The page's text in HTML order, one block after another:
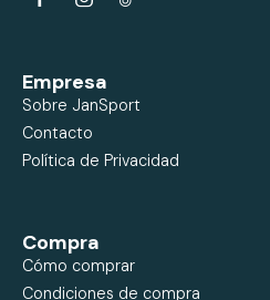
Empresa
Sobre JanSport
Contacto
Política de Privacidad
Compra
Cómo comprar
Condiciones de compra